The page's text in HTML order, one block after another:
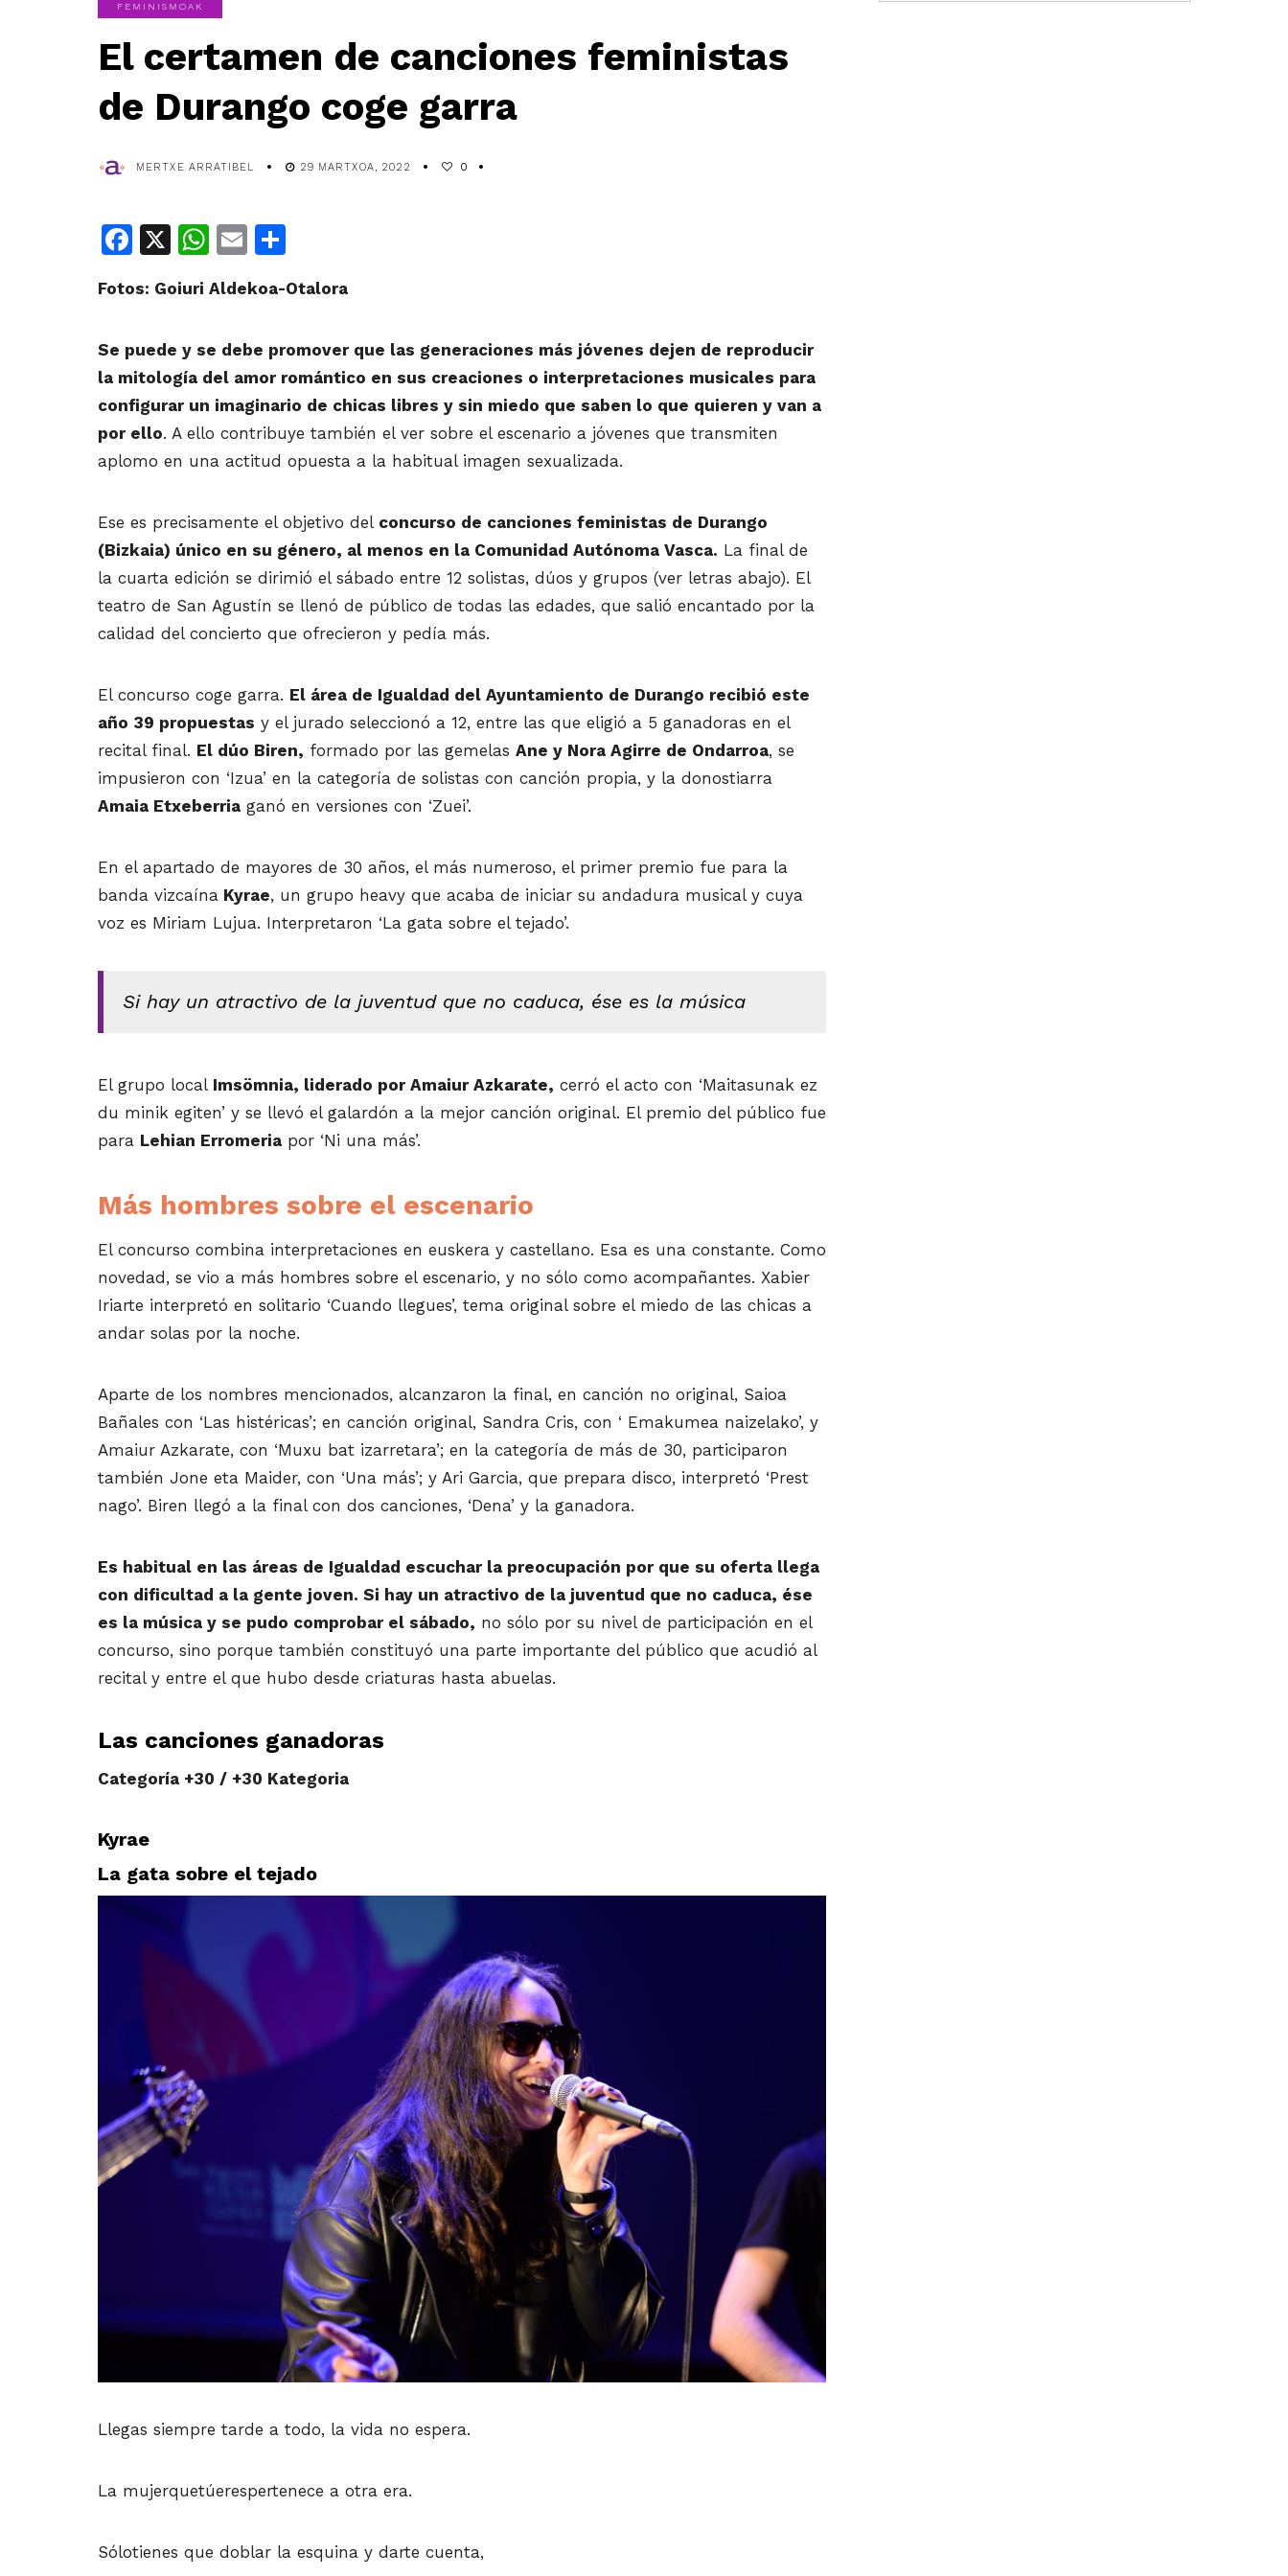
FEMINISMOAK
El certamen de canciones feministas
de Durango coge garra
MERTXE ARRATIBEL 29 MARTXOA, 2022 0
Facebook
X WhatsApp
Email
Fotos: Goiuri Aldekoa-Otalora
Se puede y se debe promover que las generaciones más jóvenes dejen de reproducir
la mitología del amor romántico en sus creaciones o interpretaciones musicales para
configurar un imaginario de chicas libres y sin miedo que saben lo que quieren y van a
por ello. A ello contribuye también el ver sobre el escenario a jóvenes que transmiten
aplomo en una actitud opuesta a la habitual imagen sexualizada.
Ese es precisamente el objetivo del concurso de canciones feministas de Durango
(Bizkaia) único en su género, al menos en la Comunidad Autónoma Vasca. La final de
la cuarta edición se dirimió el sábado entre 12 solistas, dúos y grupos (ver letras abajo). El
teatro de San Agustín se llenó de público de todas las edades, que salió encantado por la
calidad del concierto que ofrecieron y pedía más.
El concurso coge garra. El área de Igualdad del Ayuntamiento de Durango recibió este
año 39 propuestas y el jurado seleccionó a 12, entre las que eligió a 5 ganadoras en el
recital final. El dúo Biren, formado por las gemelas Ane y Nora Agirre de Ondarroa, se
impusieron con ‘Izua’ en la categoría de solistas con canción propia, y la donostiarra
Amaia Etxeberria ganó en versiones con ‘Zuei’.
En el apartado de mayores de 30 años, el más numeroso, el primer premio fue para la
banda vizcaína Kyrae, un grupo heavy que acaba de iniciar su andadura musical y cuya
voz es Miriam Lujua. Interpretaron ‘La gata sobre el tejado’.
Si hay un atractivo de la juventud que no caduca, ése es la música
El grupo local Imsömnia, liderado por Amaiur Azkarate, cerró el acto con ‘Maitasunak ez
du minik egiten’ y se llevó el galardón a la mejor canción original. El premio del público fue
para Lehian Erromeria por ‘Ni una más’.
Más hombres sobre el escenario
El concurso combina interpretaciones en euskera y castellano. Esa es una constante. Como
novedad, se vio a más hombres sobre el escenario, y no sólo como acompañantes. Xabier
Iriarte interpretó en solitario ‘Cuando llegues’, tema original sobre el miedo de las chicas a
andar solas por la noche.
Aparte de los nombres mencionados, alcanzaron la final, en canción no original, Saioa
Bañales con ‘Las histéricas’; en canción original, Sandra Cris, con ‘ Emakumea naizelako’, y
Amaiur Azkarate, con ‘Muxu bat izarretara’; en la categoría de más de 30, participaron
también Jone eta Maider, con ‘Una más’; y Ari Garcia, que prepara disco, interpretó ‘Prest
nago’. Biren llegó a la final con dos canciones, ‘Dena’ y la ganadora.
Es habitual en las áreas de Igualdad escuchar la preocupación por que su oferta llega
con dificultad a la gente joven. Si hay un atractivo de la juventud que no caduca, ése
es la música y se pudo comprobar el sábado, no sólo por su nivel de participación en el
concurso, sino porque también constituyó una parte importante del público que acudió al
recital y entre el que hubo desde criaturas hasta abuelas.
Las canciones ganadoras
Categoría +30 / +30 Kategoria
Kyrae
La gata sobre el tejado
Llegas siempre tarde a todo, la vida no espera.
La mujerquetúerespertenece a otra era.
Sólotienes que doblar la esquina y darte cuenta,